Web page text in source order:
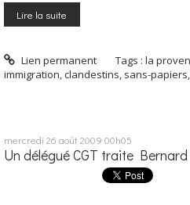
Lire la suite
Lien permanent Tags :la
immigration,clandestins, sans-papiers,
mercredi 26 août 2009 00h05
Un délégué CGT traite